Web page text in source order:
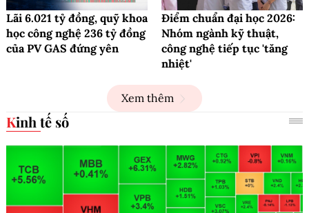
Lãi 6.021 tỷ đồng, quỹ khoa
học công nghệ 236 tỷ đồng
của PV GAS đứng yên
Điểm chuẩn đại học 2026:
Nhóm ngành kỹ thuật,
công nghệ tiếp tục 'tăng
nhiệt'
Xem thêm
Kinh tế số